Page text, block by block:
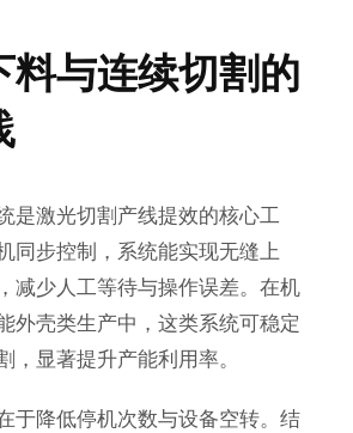
料与连续切割的
是激光切割产线提效的核心工
同步控制，系统能实现无缝上
减少人工等待与操作误差。在机
外壳类生产中，这类系统可稳定
，显著提升产能利用率。
于降低停机次数与设备空转。结